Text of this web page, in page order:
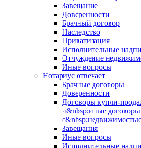
Завещание
Доверенности
Брачный договор
Наследство
Приватизация
Исполнительные
Отчуждение
Иные вопросы
Нотариус отвечает
Брачные договоры
Доверенности
Договоры купли-
и&nbsp;иные договоры
Завещания
Иные вопросы
Исполнительные